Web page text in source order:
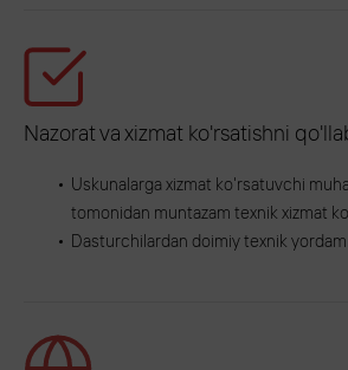
Nazorat va xizmat ko'rsatishni
Uskunalarga xizmat ko'rsatuvchi
tomonidan muntazam texnik xizmat
Dasturchilardan doimiy texnik yordam